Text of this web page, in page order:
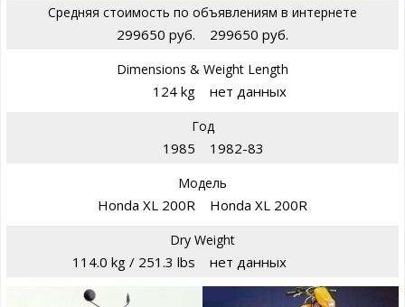
Средняя стоимость по объявлениям в интернете
299650 руб. 299650 руб.
Dimensions & Weight Length
124 kg нет данных
Год
1985 1982-83
Модель
Honda XL 200R Honda XL 200R
Dry Weight
114.0 kg / 251.3 lbs нет данных